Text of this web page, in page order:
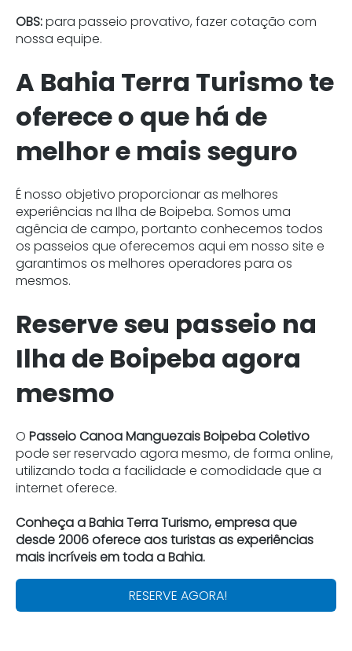
OBS:para passeio provativo, fazer cotação com
nossa equipe.
A Bahia Terra Turismo te
oferece o que há de
melhor e mais seguro
É nosso objetivo proporcionar as melhores
experiências na Ilha de Boipeba. Somos uma
agência de campo, portanto conhecemos todos
os passeios que oferecemos aqui em nosso site e
garantimos os melhores operadores para os
mesmos.
Reserve seu passeio na
Ilha de Boipeba agora
mesmo
O Passeio Canoa Manguezais Boipeba Coletivo
pode ser reservado agora mesmo, de forma online,
utilizando toda a facilidade e comodidade que a
internet oferece.
Conheça a Bahia Terra Turismo, empresa que
desde 2006 oferece aos turistas as experiências
mais incríveis em toda a Bahia.
RESERVE AGORA!